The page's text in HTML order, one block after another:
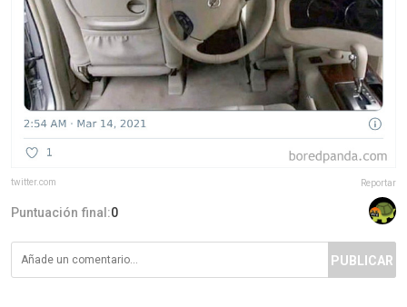
twitter.com Reportar
Puntuación final:0
PUBLICAR